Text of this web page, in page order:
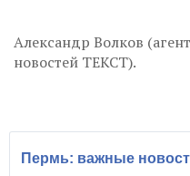
Александр Волков
новостей ТЕКСТ).
Пермь: важные